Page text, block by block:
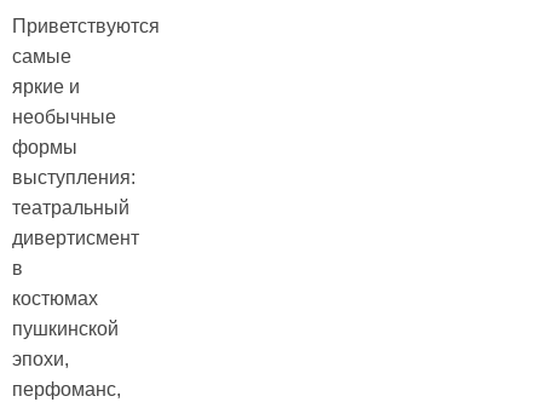
Приветствуются
самые
яркие и
необычные
формы
выступления:
театральный
дивертисмент
в
костюмах
пушкинской
эпохи,
перфоманс,